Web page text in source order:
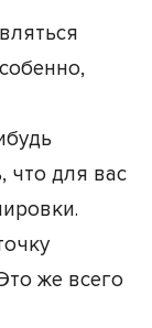
что для вас
же всего